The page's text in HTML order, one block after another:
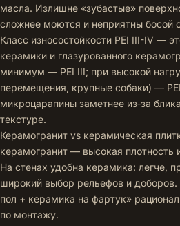
масла. Излишне «зубастые»
сложнее моются и неприятны босой
Класс износостойкости PEI III-IV —
керамики и глазурованного
минимум — PEI III; при высокой
перемещения, крупные собаки) —
микроцарапины заметнее из‑за
текстуре.
Керамогранит vs керамическая
керамогранит — высокая плотность
На стенах удобна керамика: легче,
широкий выбор рельефов и доборов.
пол + керамика на фартук»
по монтажу.